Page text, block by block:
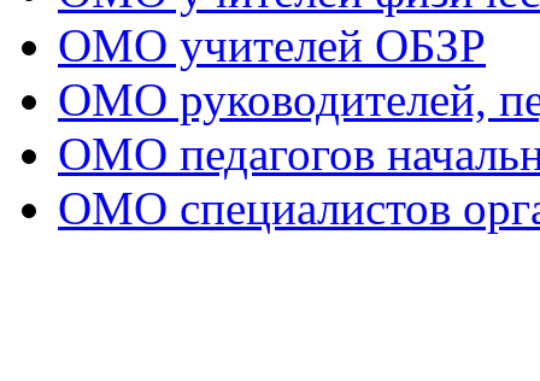
ОМО учителей ОБЗР
ОМО руководителей,
ОМО педагогов
ОМО специалистов